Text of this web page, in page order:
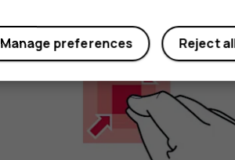
Reject all
Manage preferences